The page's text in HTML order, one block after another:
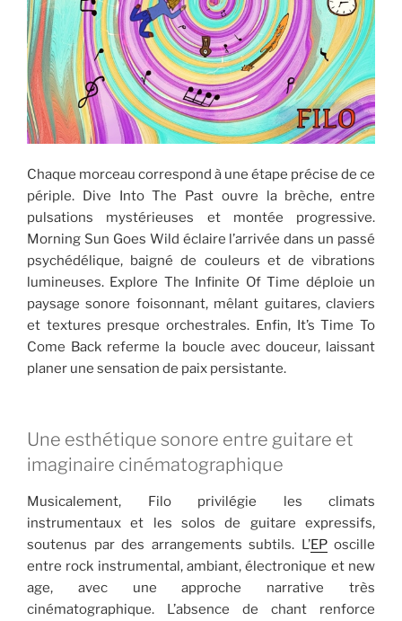
Chaque morceau correspond à une étape précise de ce
périple. Dive Into The Past ouvre la brèche, entre
pulsations mystérieuses et montée progressive.
Morning Sun Goes Wild éclaire l’arrivée dans un passé
psychédélique, baigné de couleurs et de vibrations
lumineuses. Explore The Infinite Of Time déploie un
paysage sonore foisonnant, mêlant guitares, claviers
et textures presque orchestrales. Enfin, It’s Time To
Come Back referme la boucle avec douceur, laissant
planer une sensation de paix persistante.
Une esthétique sonore entre guitare et
imaginaire cinématographique
Musicalement, Filo privilégie les climats
instrumentaux et les solos de guitare expressifs,
soutenus par des arrangements subtils. L’EPoscille
entre rock instrumental, ambiant, électronique et new
age, avec une approche narrative très
cinématographique. L’absence de chant renforce